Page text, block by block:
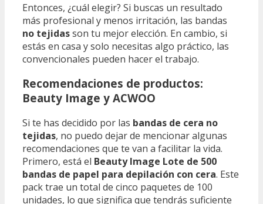
Entonces, ¿cuál elegir? Si buscas un resultado
más profesional y menos irritación, las bandas
no tejidasson tu mejor elección. En cambio, si
estás en casa y solo necesitas algo práctico, las
convencionales pueden hacer el trabajo.
Recomendaciones de productos:
Beauty Image y ACWOO
Si te has decidido por las bandas de cera no
tejidas, no puedo dejar de mencionar algunas
recomendaciones que te van a facilitar la vida.
Primero, está el Beauty Image Lote de 500
bandas de papel para depilación con cera. Este
pack trae un total de cinco paquetes de 100
unidades, lo que significa que tendrás suficiente